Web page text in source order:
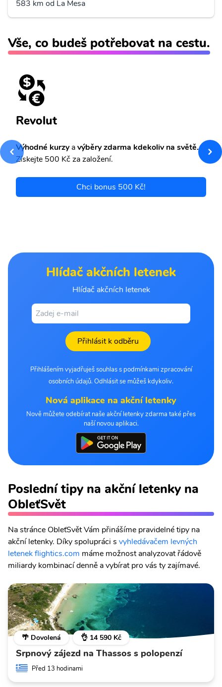
583 km od La Mesa
Vše, co budeš potřebovat na cestu.
Revolut
Výhodné kurzyavýběry zdarma kdekoliv na světě.
Získejte 500 Kč za založení.
Chci bonus 500 Kč!
Hlídač akčních letenek
Hlídač akčních letenek
Přihlásit k odběru
Přihlášením vyjadřuješ souhlas s podmínkami zpracování
osobních údajů. Odhlásit se můžeš kdykoliv.
Nová aplikace na akční letenky
Nově můžete odebírat naše akční letenky zdarma také přes
naší novou aplikaci.
Poslední tipy na akční letenky na
ObleťSvět
Na stránce ObleťSvět Vám přinášíme pravidelné tipy na
akční letenky. Díky spolupráci s vyhledávačem levných
letenek flightics.com máme možnost analyzovat řádově
miliardy kombinací denně a vybírat pro vás ty zajímavé.
🌴 Dovolená 👌 14 590 Kč
Srpnový zájezd na Thassos s polopenzí
Před 13 hodinami